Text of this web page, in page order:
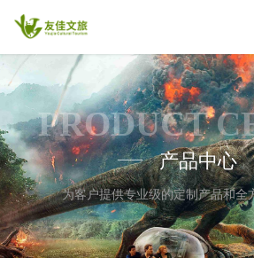
PRODUCT
—— 产品中心
为客户提供专业级的定制产品和全